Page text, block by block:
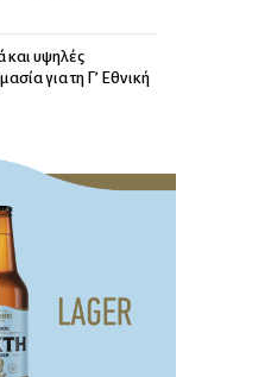
υψηλές
για τη Γ’ Εθνική